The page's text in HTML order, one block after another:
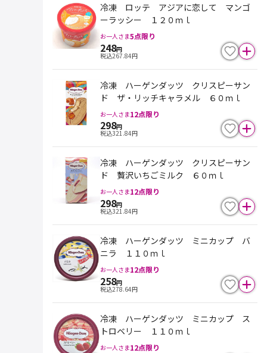
冷凍 ロッテ アジアに恋して マンゴ
ーラッシー １２０ｍｌ
お一人さま5点限り
248円
税込267.84円
冷凍 ハーゲンダッツ クリスピーサン
ド ザ・リッチキャラメル ６０ｍｌ
お一人さま12点限り
298円
税込321.84円
冷凍 ハーゲンダッツ クリスピーサン
ド 贅沢いちごミルク ６０ｍｌ
お一人さま12点限り
298円
税込321.84円
冷凍 ハーゲンダッツ ミニカップ バ
ニラ １１０ｍｌ
お一人さま12点限り
258円
税込278.64円
冷凍 ハーゲンダッツ ミニカップ ス
トロベリー １１０ｍｌ
お一人さま12点限り